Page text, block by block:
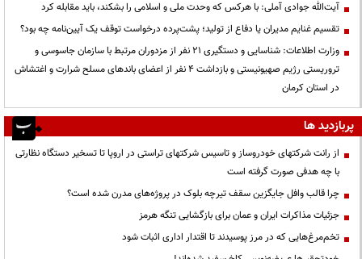
آیت‌الله جوادی آملی: با هرکس که وحدت ملی و اسلامی را بشکند، باید مقابله کرد
تقسیم غنایم مدیران یا دفاع از تولید؛ پشت‌پرده درخواست توقف یک آیین‌نامه چه بود؟
وزارت اطلاعات: شناسایی و دستگیری ۲۱ نفر از مزدوران مرتبط با سازمان جاسوسی و
تروریستی رژیم صهیونیستی و بازداشت ۴ نفر از اعضای باندهای مسلح شرارت و اغتشاش
در استان کرمان
پربازدید ها
از رانت‌ شرکتهای خودروساز و تاسیس شرکتهای تراستی در اروپا تا تسخیر دستگاه نظارتی
با چه هدفی صورت گرفته است
چرا قالب وافل جایگزین سقف تیرچه بلوک در پروژه‌های مدرن شده است؟
جزئیات مذاکرات ایران و عمان برای بازگشایی تنگه هرمز
تخم‌مرغ‌هایی که در مرز پوسیدند تا اقتدار اداری اثبات شود